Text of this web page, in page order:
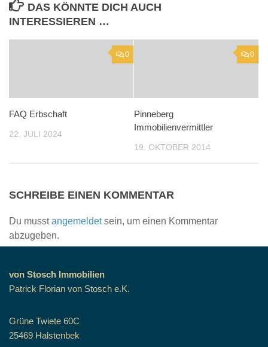
DAS KÖNNTE DICH AUCH
INTERESSIEREN …
0
FAQ Erbschaft
22. JULI 2024
0
Pinneberg
Immobilienvermittler
19. OKTOBER 2014
SCHREIBE EINEN KOMMENTAR
Du musstangemeldetsein, um einen Kommentar
abzugeben.
von Stosch Immobilien
Patrick Florian von Stosch e.K.
Grüne Twiete 60C
25469 Halstenbek